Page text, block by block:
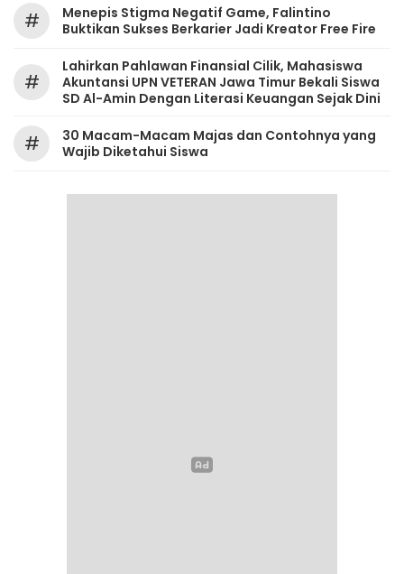
#
Menepis Stigma Negatif Game, Falintino
Buktikan Sukses Berkarier Jadi Kreator Free Fire
#
Lahirkan Pahlawan Finansial Cilik, Mahasiswa
Akuntansi UPN VETERAN Jawa Timur Bekali Siswa
SD Al-Amin Dengan Literasi Keuangan Sejak Dini
#
30 Macam-Macam Majas dan Contohnya yang
Wajib Diketahui Siswa